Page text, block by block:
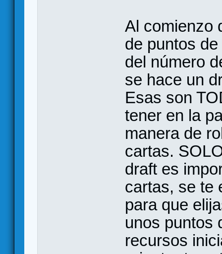
Al comienzo
de puntos
del número
se hace un
Esas son
tener en la
manera de
cartas.
draft es
cartas, se te
para que
unos puntos
recursos